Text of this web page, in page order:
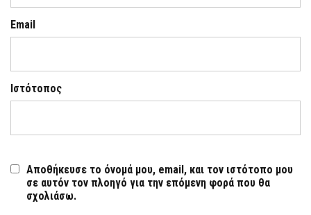
Email
Ιστότοπος
Αποθήκευσε το όνομά μου, email, και τον ιστότοπο μου
σε αυτόν τον πλοηγό για την επόμενη φορά που θα
σχολιάσω.